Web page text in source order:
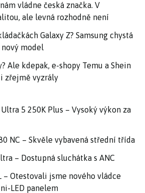
vládne česká značka. V
ale levná rozhodně není
Galaxy Z? Samsung chystá
model
Ale kdepak, e-shopy Temu a Shein
zřejmě vyzrály
5 250K Plus – Vysoký výkon za
NC – Skvěle vybavená střední třída
– Dostupná sluchátka s ANC
– Otestovali jsme nového vládce
LED panelem